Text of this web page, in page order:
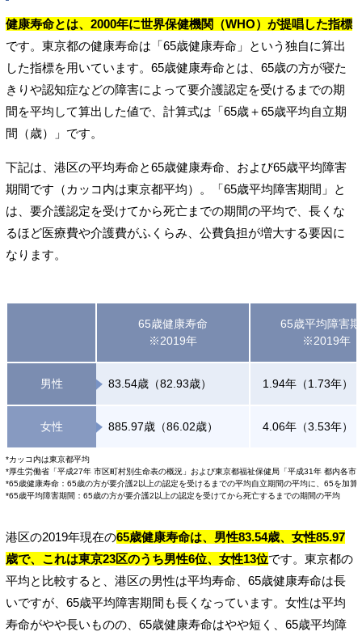
健康寿命とは、2000年に世界保健機関（WHO）が提唱した指標
です。東京都の健康寿命は「65歳健康寿命」という独自に算出
した指標を用いています。65歳健康寿命とは、65歳の方が寝た
きりや認知症などの障害によって要介護認定を受けるまでの期
間を平均して算出した値で、計算式は「65歳＋65歳平均自立期
間（歳）」です。
下記は、港区の平均寿命と65歳健康寿命、および65歳平均障害
期間です（カッコ内は東京都平均）。「65歳平均障害期間」と
は、要介護認定を受けてから死亡までの期間の平均で、長くな
るほど医療費や介護費がふくらみ、公費負担が増大する要因に
なります。
65歳健康寿命
※2019年
65歳平均障害
※2019年
男性 83.54歳（82.93歳） 1.94年（1.73年）
女性 885.97歳（86.02歳） 4.06年（3.53年）
*カッコ内は東京都平均
*厚生労働省「平成27年 市区町村別生命表の概況」および東京都福祉保健局「平成31年 都内各市
*65歳健康寿命：65歳の方が要介護2以上の認定を受けるまでの平均自立期間の平均に、65を加算
*65歳平均障害期間：65歳の方が要介護2以上の認定を受けてから死亡するまでの期間の平均
港区の2019年現在の65歳健康寿命は、男性83.54歳、女性85.97
歳で、これは東京23区のうち男性6位、女性13位です。東京都の
平均と比較すると、港区の男性は平均寿命、65歳健康寿命は長
いですが、65歳平均障害期間も長くなっています。女性は平均
寿命がやや長いものの、65歳健康寿命はやや短く、65歳平均障